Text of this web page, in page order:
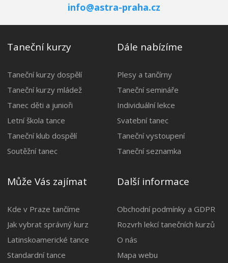
info@astra-praha.cz
Taneční kurzy
Taneční kurzy dospělí
Taneční kurzy mládež
Tanec děti a junioři
Letní škola tance
Taneční klub dospělí
Soutěžní tanec
Dále nabízíme
Plesy a tančírny
Taneční semináře
Individuální lekce
Svatební tanec
Taneční vystoupení
Taneční seznamka
Může Vás zajímat
Kde v Praze tančíme
Jak vybrat správný kurz
Latinskoamerické tance
Standardní tance
Další informace
Obchodní podmínky a GDPR
Rozvrh lekcí tanečních kurzů
O nás
Mapa webu